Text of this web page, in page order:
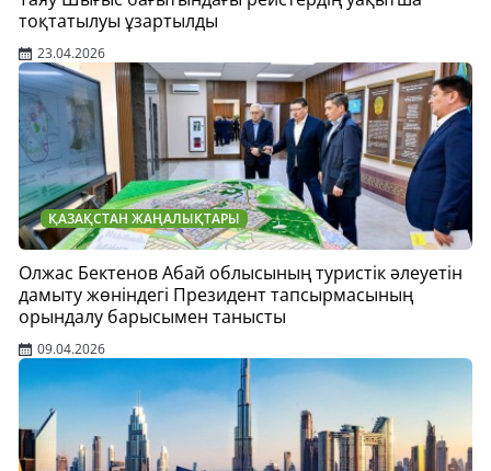
тоқтатылуы ұзартылды
23.04.2026
ҚАЗАҚСТАН ЖАҢАЛЫҚТАРЫ
Олжас Бектенов Абай облысының туристік әлеуетін
дамыту жөніндегі Президент тапсырмасының
орындалу барысымен танысты
09.04.2026